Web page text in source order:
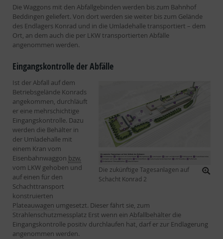
Die Waggons mit den Abfallgebinden werden bis zum Bahnhof
Beddingen geliefert. Von dort werden sie weiter bis zum Gelände
des Endlagers Konrad und in die Umladehalle transportiert – dem
Ort, an dem auch die per LKW transportierten Abfälle
angenommen werden.
Eingangskontrolle der Abfälle
Die zukünftige Tagesanlagen auf
Schacht Konrad 2
Ist der Abfall auf dem
Betriebsgelände Konrads
angekommen, durchläuft
er eine mehrschichtige
Eingangskontrolle. Dazu
werden die Behälter in
der Umladehalle mit
einem Kran vom
Eisenbahnwaggon bzw.
vom LKW gehoben und
auf einen für den
Schachttransport
konstruierten
Plateauwagen umgesetzt. Dieser fährt sie, zum
Strahlenschutzmessplatz Erst wenn ein Abfallbehälterdie
Eingangskontrolle positiv durchlaufen hat, darf er zur Endlagerung
angenommen werden.